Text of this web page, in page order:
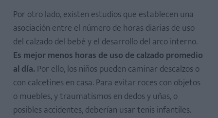
Por otro lado, existen estudios que establecen una
asociación entre el número de horas diarias de uso
del calzado del bebé y el desarrollo del arco interno.
Es mejor menos horas de uso de calzado promedio
al día. Por ello, los niños pueden caminar descalzos o
con calcetines en casa. Para evitar roces con objetos
o muebles, y traumatismos en dedos y uñas, o
posibles accidentes, deberían usar tenis infantiles.